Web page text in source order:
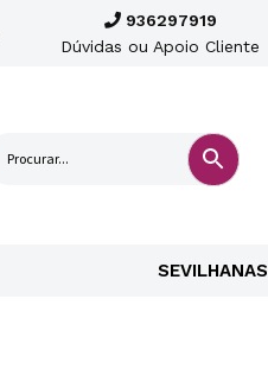
936297919
Dúvidas ou Apoio Cliente
SEVILHANAS